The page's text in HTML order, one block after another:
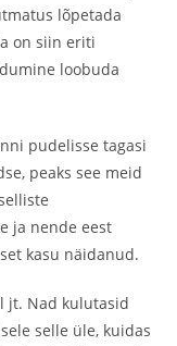
lõpetada
on siin eriti
loobuda
pudelisse tagasi
peaks see meid
ja nende eest
kasu näidanud.
jt. Nad kulutasid
selle üle, kuidas